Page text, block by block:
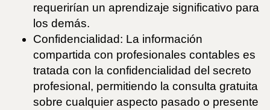
requerirían un aprendizaje significativo para
los demás.
Confidencialidad: La información
compartida con profesionales contables es
tratada con la confidencialidad del secreto
profesional, permitiendo la consulta gratuita
sobre cualquier aspecto pasado o presente